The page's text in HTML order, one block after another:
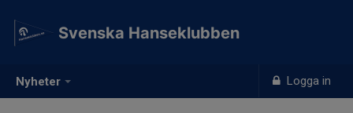
Nyheter Logga in
Svenska Hanseklubben